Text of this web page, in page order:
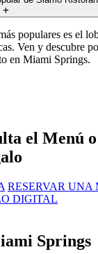
populares es el
Ven y descubre
en Miami Springs.
el Menú
RESERVAR UNA
DIGITAL
Springs